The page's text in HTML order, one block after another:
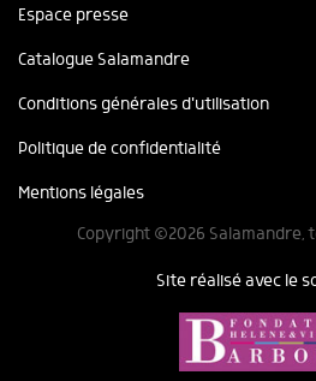
Espace presse
Catalogue Salamandre
Conditions générales d'utilisation
Politique de confidentialité
Mentions légales
Copyright ©2026 Salamandre,
Site réalisé avec le